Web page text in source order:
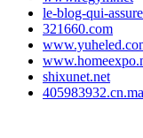
le-blog-qui-
321660.com
shixunet.net